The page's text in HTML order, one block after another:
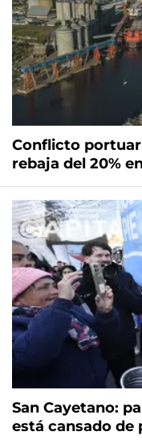
Conflicto
rebaja del 20%
San Cayetano:
está cansado de